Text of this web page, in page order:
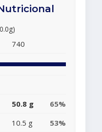
740
50.8 g
65%
10.5 g
53%